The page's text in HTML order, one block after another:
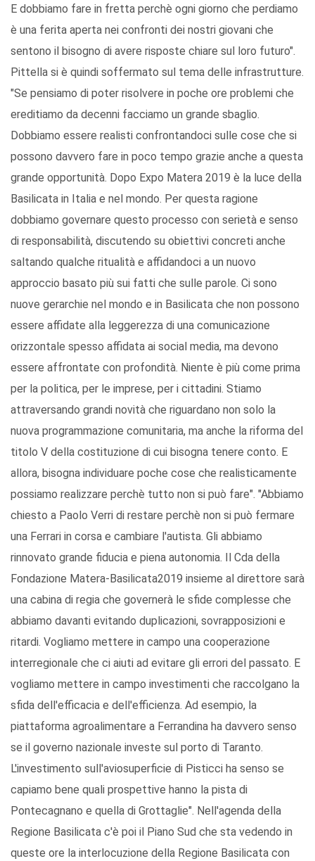
E dobbiamo fare in fretta perchè ogni giorno che perdiamo
è una ferita aperta nei confronti dei nostri giovani che
sentono il bisogno di avere risposte chiare sul loro futuro".
Pittella si è quindi soffermato sul tema delle infrastrutture.
"Se pensiamo di poter risolvere in poche ore problemi che
ereditiamo da decenni facciamo un grande sbaglio.
Dobbiamo essere realisti confrontandoci sulle cose che si
possono davvero fare in poco tempo grazie anche a questa
grande opportunità. Dopo Expo Matera 2019 è la luce della
Basilicata in Italia e nel mondo. Per questa ragione
dobbiamo governare questo processo con serietà e senso
di responsabilità, discutendo su obiettivi concreti anche
saltando qualche ritualità e affidandoci a un nuovo
approccio basato più sui fatti che sulle parole. Ci sono
nuove gerarchie nel mondo e in Basilicata che non possono
essere affidate alla leggerezza di una comunicazione
orizzontale spesso affidata ai social media, ma devono
essere affrontate con profondità. Niente è più come prima
per la politica, per le imprese, per i cittadini. Stiamo
attraversando grandi novità che riguardano non solo la
nuova programmazione comunitaria, ma anche la riforma del
titolo V della costituzione di cui bisogna tenere conto. E
allora, bisogna individuare poche cose che realisticamente
possiamo realizzare perchè tutto non si può fare". "Abbiamo
chiesto a Paolo Verri di restare perchè non si può fermare
una Ferrari in corsa e cambiare l'autista. Gli abbiamo
rinnovato grande fiducia e piena autonomia. Il Cda della
Fondazione Matera-Basilicata2019 insieme al direttore sarà
una cabina di regia che governerà le sfide complesse che
abbiamo davanti evitando duplicazioni, sovrapposizioni e
ritardi. Vogliamo mettere in campo una cooperazione
interregionale che ci aiuti ad evitare gli errori del passato. E
vogliamo mettere in campo investimenti che raccolgano la
sfida dell'efficacia e dell'efficienza. Ad esempio, la
piattaforma agroalimentare a Ferrandina ha davvero senso
se il governo nazionale investe sul porto di Taranto.
L'investimento sull'aviosuperficie di Pisticci ha senso se
capiamo bene quali prospettive hanno la pista di
Pontecagnano e quella di Grottaglie". Nell'agenda della
Regione Basilicata c'è poi il Piano Sud che sta vedendo in
queste ore la interlocuzione della Regione Basilicata con